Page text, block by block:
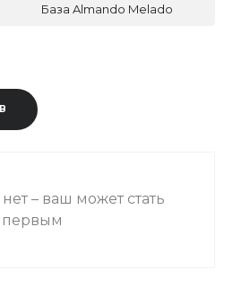
База Almando Melado
– ваш может стать
первым